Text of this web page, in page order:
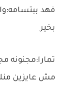
فهد
بخير
تمارا:مجنونه
مش عايزين